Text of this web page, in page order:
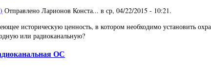
Отправлено Ларионов Конста... в ср, 04/22/2015 - 10:21.
историческую ценность, в котором необходимо
или радиоканальную?
ОС